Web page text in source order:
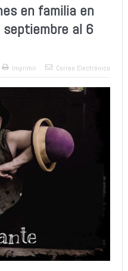
en familia en
al 6
Imprimir Correo Electrónico